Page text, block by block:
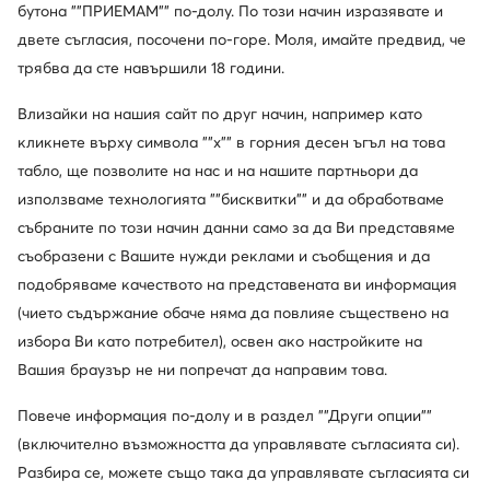
Guess
Ботуши · Екрю · 9 cm
Guess
Ботуши · Кафяв · 8 cm
бутона ""ПРИЕМАМ"" по-долу. По този начин изразявате и
двете съгласия, посочени по-горе. Моля, имайте предвид, че
трябва да сте навършили 18 години.
Влизайки на нашия сайт по друг начин, например като
кликнете върху символа ""x"" в горния десен ъгъл на това
табло, ще позволите на нас и на нашите партньори да
използваме технологията ""бисквитки"" и да обработваме
събраните по този начин данни само за да Ви представяме
съобразени с Вашите нужди реклами и съобщения и да
подобряваме качеството на представената ви информация
(чието съдържание обаче няма да повлияе съществено на
избора Ви като потребител), освен ако настройките на
Вашия браузър не ни попречат да направим това.
Повече информация по-долу и в раздел ""Други опции""
(включително възможността да управлявате съгласията си).
Разбира се, можете също така да управлявате съгласията си